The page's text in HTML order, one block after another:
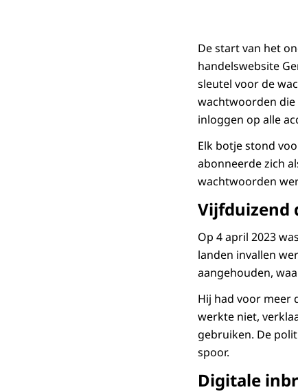
De start van het
handelswebsite
sleutel voor de
wachtwoorden die
inloggen op alle
Elk botje stond
abonneerde zich
wachtwoorden
Vijfduizend
Op 4 april 2023
landen invallen
aangehouden,
Hij had voor meer
werkte niet,
gebruiken. De
spoor.
Digitale